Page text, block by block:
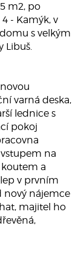
m2, po
- Kamýk, v
s velkým
Libuš.
varná deska,
lednice s
pokoj
na
a
v prvním
nový nájemce
majitel ho